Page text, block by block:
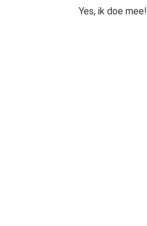
Yes, ik doe mee!